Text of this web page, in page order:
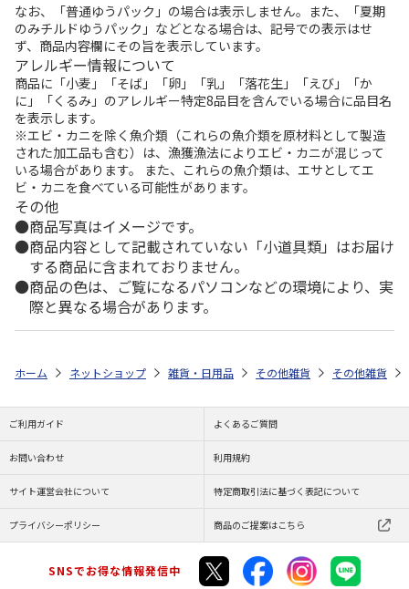
なお、「普通ゆうパック」の場合は表示しません。また、「夏期
のみチルドゆうパック」などとなる場合は、記号での表示はせ
ず、商品内容欄にその旨を表示しています。
アレルギー情報について
商品に「小麦」「そば」「卵」「乳」「落花生」「えび」「か
に」「くるみ」のアレルギー特定8品目を含んでいる場合に品目名
を表示します。
※エビ・カニを除く魚介類（これらの魚介類を原材料として製造
された加工品も含む）は、漁獲漁法によりエビ・カニが混じって
いる場合があります。 また、これらの魚介類は、エサとしてエ
ビ・カニを食べている可能性があります。
その他
商品写真はイメージです。
商品内容として記載されていない「小道具類」はお届け
する商品に含まれておりません。
商品の色は、ご覧になるパソコンなどの環境により、実
際と異なる場合があります。
ホーム ネットショップ 雑貨・日用品 その他雑貨 その他雑貨
ご利用ガイド よくあるご質問
お問い合わせ 利用規約
サイト運営会社について 特定商取引法に基づく表記について
プライバシーポリシー 商品のご提案はこちら
SNSでお得な情報発信中